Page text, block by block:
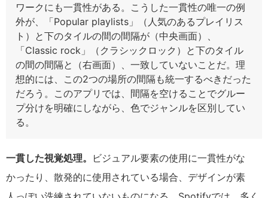
ワークにも一貫性がある。こうした一貫性の唯一の例
外が、「Popular playlists」（人気のあるプレイリス
ト）と下のタイルの間の間隔が（中央画面）、
「Classic rock」（クラシックロック）と下のタイル
の間の間隔と（右画面）、一致していないことだ。理
想的には、この2つの場所の間隔も統一するべきだった
だろう。このアプリでは、間隔を空けることでグルー
プ分けを明確にしながら、色でジャンルを区別してい
る。
一貫した視覚処理。
ビジュアル要素の使用に一貫性がな
かったり、散発的に使用されている場合、デザインが素